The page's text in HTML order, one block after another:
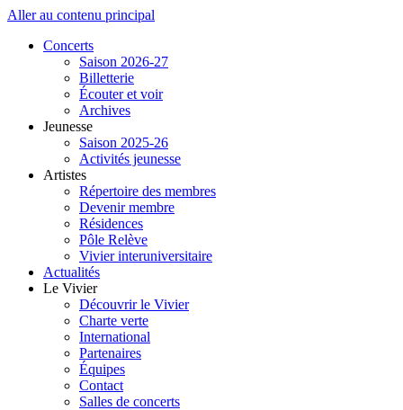
Aller au contenu principal
Concerts
Saison 2026-27
Billetterie
Écouter et voir
Archives
Jeunesse
Saison 2025-26
Activités jeunesse
Artistes
Répertoire des membres
Devenir membre
Résidences
Pôle Relève
Vivier interuniversitaire
Actualités
Le Vivier
Découvrir le Vivier
Charte verte
International
Partenaires
Équipes
Contact
Salles de concerts